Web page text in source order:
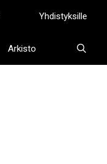
Yhdistyksille
Arkisto